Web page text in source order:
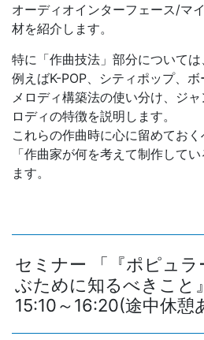
オーディオインターフェース/マ
材を紹介します。
特に「作曲技法」部分については
例えばK-POP、シティポップ、
メロディ構築法の使い分け、ジ
ロディの特徴を説明します。
これらの作曲時に心に留めてお
「作曲家が何を考えて制作して
ます。
セミナー 「『ポピュラ
ぶために知るべきこと
15:10～16:20(途中休憩